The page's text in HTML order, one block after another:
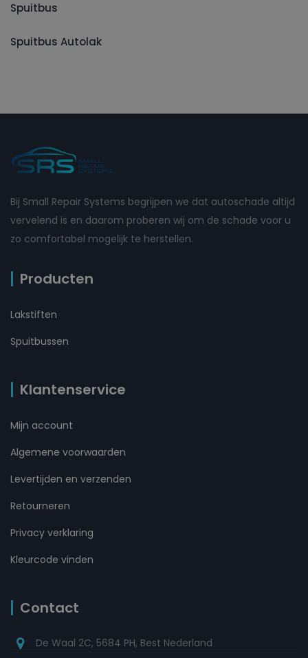
Spuitbus
Spuitbus Autolak
Bij Small Repair Systems begrijpen we dat autoschade altijd
vervelend is en daarom proberen wij om de schade voor u
zo comfortabel mogelijk te herstellen.
Producten
Lakstiften
Spuitbussen
Klantenservice
Mijn account
Algemene voorwaarden
Levertijden en verzenden
Retourneren
Privacy verklaring
Kleurcode vinden
Contact
De Waal 2C, 5684 PH, Best Nederland